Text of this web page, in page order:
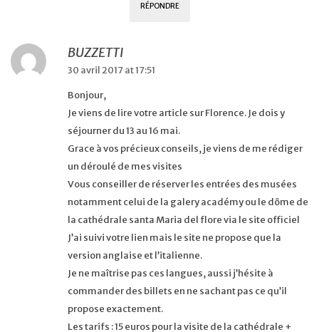
RÉPONDRE
BUZZETTI
30 avril 2017 at 17:51
Bonjour,
Je viens de lire votre article sur Florence. Je dois y
séjourner du 13 au 16 mai.
Grace à vos précieux conseils, je viens de me rédiger
un déroulé de mes visites
Vous conseiller de réserver les entrées des musées
notamment celui de la galery académy ou le dôme de
la cathédrale santa Maria del flore via le site officiel
J’ai suivi votre lien mais le site ne propose que la
version anglaise et l’italienne.
Je ne maîtrise pas ces langues, aussi j’hésite à
commander des billets en ne sachant pas ce qu’il
propose exactement.
Les tarifs : 15 euros pour la visite de la cathédrale +